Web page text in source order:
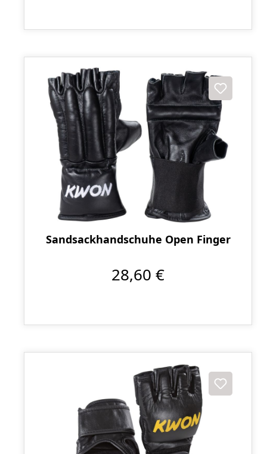
Sandsackhandschuhe Open Finger
28,60 €